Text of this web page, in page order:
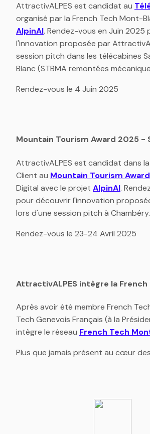
AttractivALPES est candidat au
AlpinAI. Rendez-vous en Juin 2025
l'innovation proposée par
session pitch dans les télécabines
Blanc (STBMA remontées
Rendez-vous le 4 Juin 2025
Mountain Tourism Award 2025 -
AttractivALPES est candidat dans
Client au Mountain Tourism
Digital avec le projet AlpinAI.
pour découvrir l'innovation
lors d'une session pitch à Chambéry.
Rendez-vous le 23-24 Avril 2025
AttractivALPES intègre la
Après avoir été membre French
Tech Genevois Français (à la
intègre le réseau French Tech
Plus que jamais présent au cœur